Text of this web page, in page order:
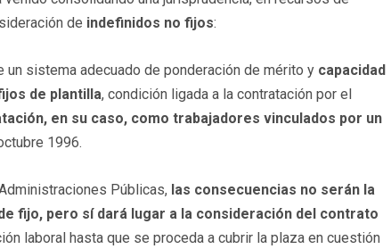
de indefinidos no fijos:
un sistema adecuado de ponderación de mérito y capacidad
de plantilla, condición ligada a la contratación por el
en su caso, como trabajadores vinculados por un
1996.
Públicas, las consecuencias no serán la
fijo, pero sí dará lugar a la consideración del contrato
laboral hasta que se proceda a cubrir la plaza en cuestión